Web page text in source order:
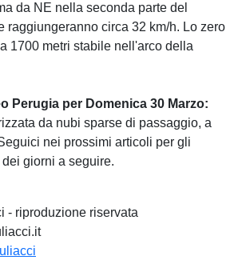
da NE nella seconda parte del
raggiungeranno circa 32 km/h. Lo zero
1700 metri stabile nell'arco della
Perugia per Domenica 30 Marzo:
da nubi sparse di passaggio, a
nei prossimi articoli per gli
giorni a seguire.
- riproduzione riservata